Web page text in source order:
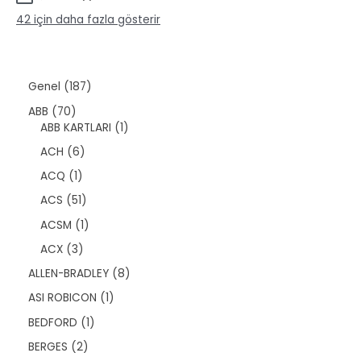
n
ü
r
42 için daha fazla gösterir
Genel 1871
ü
ABB 707
0
ü
r
ü
n
ABB KARTLARI 11
ACH 66
ü
r
ü
n
ACQ 11
ü
r
ü
n
ACS 515
ü
r
n
ACSM 11
ü
ACX 33
r
ü
n
ALLEN-BRADLEY 88
ASI ROBICON 11
BEDFORD 11
BERGES 22